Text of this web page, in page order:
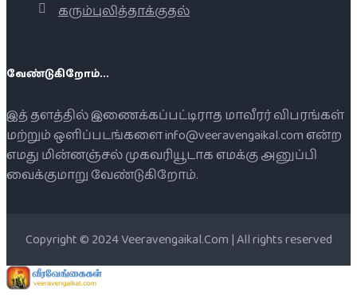
கரும்புலித்தாக்குதல்
வேண்டுகிறோம்...
இத் தளத்தில் இணைக்கப்பட்டிராத மாவீரர் விபரங்கள்
மற்றும் ஒளிப்படங்களை info@veeravengaikal.com என்ற
எமது மின்னஞ்சல் முகவரியூடாக எமக்கு அனுப்பி
வைக்குமாறு வேண்டுகிறோம்.
Copyright © 2024 Veeravengaikal.Com | All rights reserved